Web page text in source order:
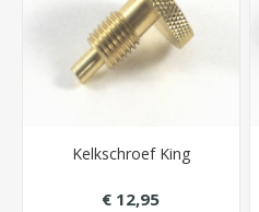
Kelkschroef King
€ 12,95